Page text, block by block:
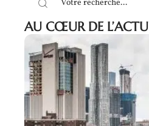
AU CŒUR DE L’ACTU